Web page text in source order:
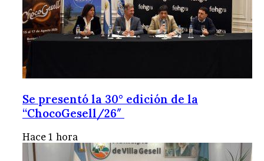
Se presentó la 30° edición de la
“ChocoGesell/26″
Hace 1 hora